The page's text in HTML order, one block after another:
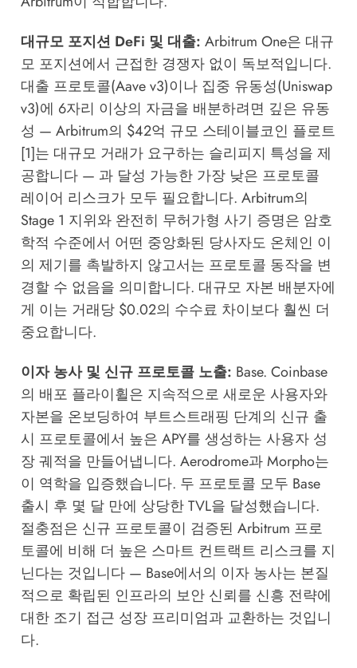
대규모 포지션 DeFi 및 대출: Arbitrum One은 대규
모 포지션에서 근접한 경쟁자 없이 독보적입니다.
대출 프로토콜(Aave v3)이나 집중 유동성(Uniswap
v3)에 6자리 이상의 자금을 배분하려면 깊은 유동
성 — Arbitrum의 $42억 규모 스테이블코인 플로트
[1]는 대규모 거래가 요구하는 슬리피지 특성을 제
공합니다 — 과 달성 가능한 가장 낮은 프로토콜
레이어 리스크가 모두 필요합니다. Arbitrum의
Stage 1 지위와 완전히 무허가형 사기 증명은 암호
학적 수준에서 어떤 중앙화된 당사자도 온체인 이
의 제기를 촉발하지 않고서는 프로토콜 동작을 변
경할 수 없음을 의미합니다. 대규모 자본 배분자에
게 이는 거래당 $0.02의 수수료 차이보다 훨씬 더
중요합니다.
이자 농사 및 신규 프로토콜 노출: Base. Coinbase
의 배포 플라이휠은 지속적으로 새로운 사용자와
자본을 온보딩하여 부트스트래핑 단계의 신규 출
시 프로토콜에서 높은 APY를 생성하는 사용자 성
장 궤적을 만들어냅니다. Aerodrome과 Morpho는
이 역학을 입증했습니다. 두 프로토콜 모두 Base
출시 후 몇 달 만에 상당한 TVL을 달성했습니다.
절충점은 신규 프로토콜이 검증된 Arbitrum 프로
토콜에 비해 더 높은 스마트 컨트랙트 리스크를 지
닌다는 것입니다 — Base에서의 이자 농사는 본질
적으로 확립된 인프라의 보안 신뢰를 신흥 전략에
대한 조기 접근 성장 프리미엄과 교환하는 것입니
다.